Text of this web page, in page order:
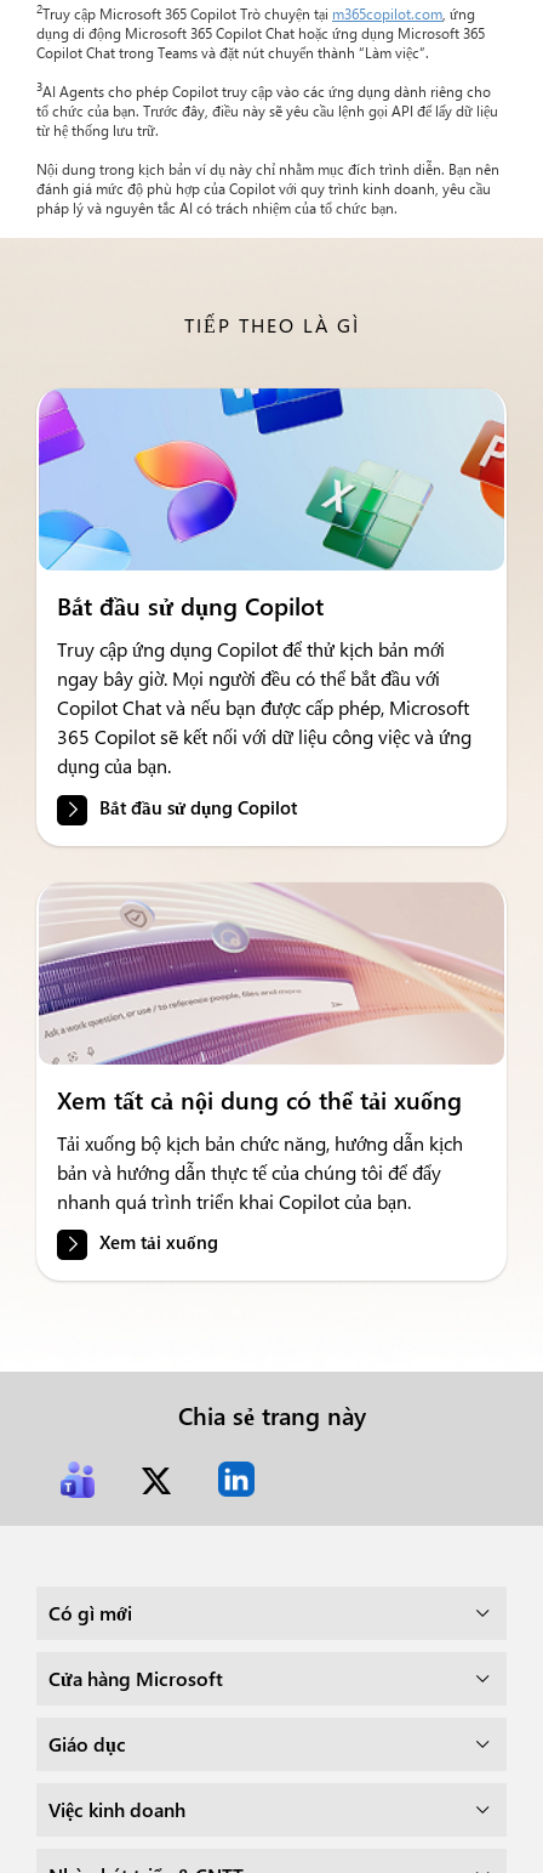
2Truy cập Microsoft 365 Copilot Trò chuyện tại m365copilot.com , ứng
dụng di động Microsoft 365 Copilot Chat hoặc ứng dụng Microsoft 365
Copilot Chat trong Teams và đặt nút chuyển thành “Làm việc”.
3AI Agents cho phép Copilot truy cập vào các ứng dụng dành riêng cho
tổ chức của bạn. Trước đây, điều này sẽ yêu cầu lệnh gọi API để lấy dữ liệu
từ hệ thống lưu trữ.
Nội dung trong kịch bản ví dụ này chỉ nhằm mục đích trình diễn. Bạn nên
đánh giá mức độ phù hợp của Copilot với quy trình kinh doanh, yêu cầu
pháp lý và nguyên tắc AI có trách nhiệm của tổ chức bạn.
TIẾP THEO LÀ GÌ
Bắt đầu sử dụng Copilot
Truy cập ứng dụng Copilot để thử kịch bản mới
ngay bây giờ. Mọi người đều có thể bắt đầu với
Copilot Chat và nếu bạn được cấp phép, Microsoft
365 Copilot sẽ kết nối với dữ liệu công việc và ứng
dụng của bạn.
Bắt đầu sử dụng Copilot
Xem tất cả nội dung có thể tải xuống
Tải xuống bộ kịch bản chức năng, hướng dẫn kịch
bản và hướng dẫn thực tế của chúng tôi để đẩy
nhanh quá trình triển khai Copilot của bạn.
Xem tải xuống
Chia sẻ trang này
Có gì mới
Cửa hàng Microsoft
Giáo dục
Việc kinh doanh